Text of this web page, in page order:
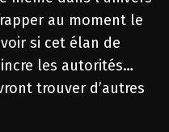
au moment le
si cet élan de
les autorités…
trouver d’autres